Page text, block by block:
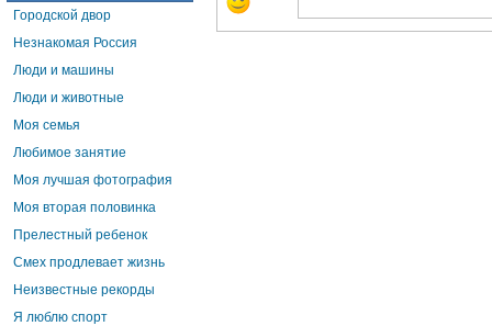
Городской двор
Незнакомая Россия
Люди и машины
Люди и животные
Моя семья
Любимое занятие
Моя лучшая фотография
Моя вторая половинка
Прелестный ребенок
Смех продлевает жизнь
Неизвестные рекорды
Я люблю спорт